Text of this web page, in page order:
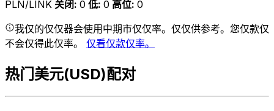
PLN/LINK 关闭: 0 低: 0 高位: 0
我仅的仅仅器会使用中期市仅仅率。仅仅供参考。您仅款仅
不会仅得此仅率。 仅看仅款仅率。
热门美元(USD)配对